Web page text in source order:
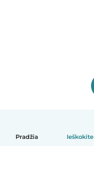
Pradžia Ieškokite